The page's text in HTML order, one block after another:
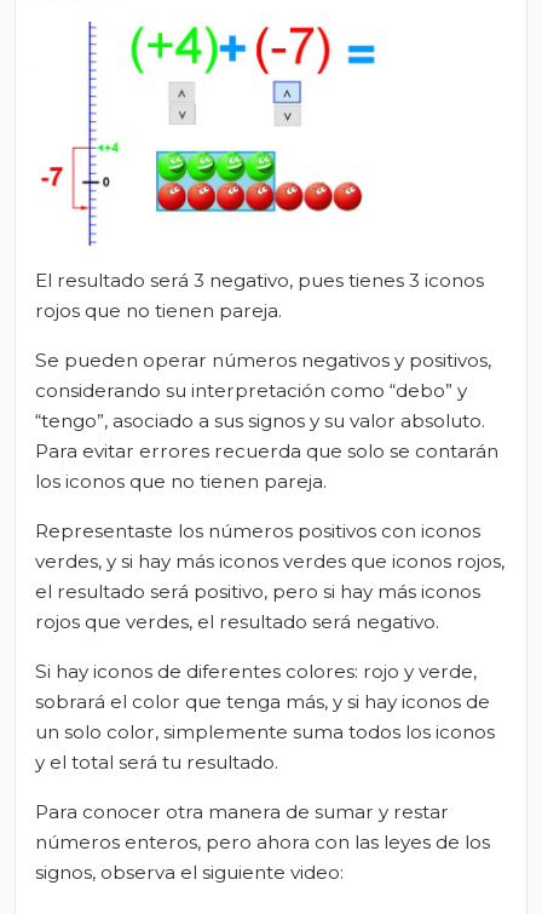
El resultado será 3 negativo, pues tienes 3 iconos
rojos que no tienen pareja.
Se pueden operar números negativos y positivos,
considerando su interpretación como “debo” y
“tengo”, asociado a sus signos y su valor absoluto.
Para evitar errores recuerda que solo se contarán
los iconos que no tienen pareja.
Representaste los números positivos con iconos
verdes, y si hay más iconos verdes que iconos rojos,
el resultado será positivo, pero si hay más iconos
rojos que verdes, el resultado será negativo.
Si hay iconos de diferentes colores: rojo y verde,
sobrará el color que tenga más, y si hay iconos de
un solo color, simplemente suma todos los iconos
y el total será tu resultado.
Para conocer otra manera de sumar y restar
números enteros, pero ahora con las leyes de los
signos, observa el siguiente video: